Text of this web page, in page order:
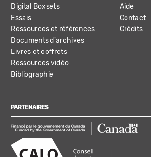
Digital Boxsets
Essais
Ressources et références
Documents d'archives
Livres et coffrets
Ressources vidéo
Bibliographie
Aide
Contact
Crédits
PARTENAIRES